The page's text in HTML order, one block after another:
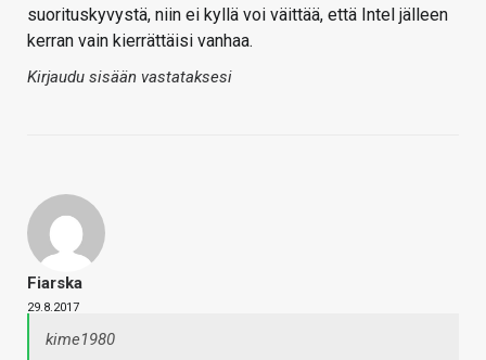
suorituskyvystä, niin ei kyllä voi väittää, että Intel jälleen
kerran vain kierrättäisi vanhaa.
Kirjaudu sisään vastataksesi
Fiarska
29.8.2017
kime1980